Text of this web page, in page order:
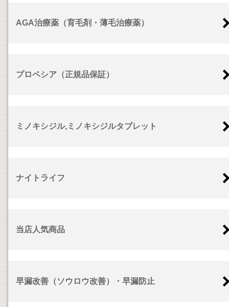
AGA治療薬（育毛剤・薄毛治療薬）
プロペシア（正規品保証）
ミノキシジル,ミノキシジルタブレット
ナイトライフ
当店人気商品
早漏改善（ソウロウ改善）・早漏防止